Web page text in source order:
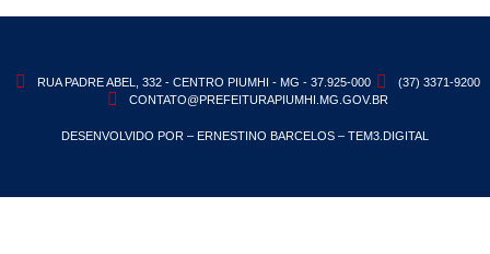
RUA PADRE ABEL, 332 - CENTRO PIUMHI - MG - 37.925-000
(37) 3371-9200
CONTATO@PREFEITURAPIUMHI.MG.GOV.BR
DESENVOLVIDO POR – ERNESTINO BARCELOS – TEM3.DIGITAL